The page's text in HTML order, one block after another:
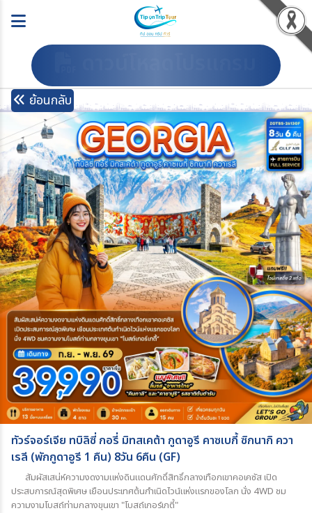
ย้อนกลับ
ทัวร์จอร์เจีย ทบิลิซี่ กอรี่ มิทสเคต้า กูดาอูรี คาซเบกี้ ซิกนากิ ควา
เรลี (พักกูดาอูรี 1 คืน) 8วัน 6คืน (GF)
สัมผัสเสน่ห์ความงดงามแห่งดินแดนศักดิ์สิทธิ์กลางเทือกเขาคอเคซัส เปิด
ประสบการณ์สุดพิเศษ เยือนประเทศต้นกำเนิดไวน์แห่งแรกของโลก นั่ง 4WD ชม
ความงามโบสถ์ท่ามกลางขุนเขา "โบสถ์เกอร์เกตี้"